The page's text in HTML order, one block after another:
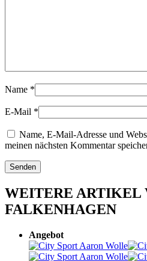
Name *
E-Mail *
Name, E-Mail-Adresse und
meinen nächsten Kommentar
WEITERE ARTIKEL
FALKENHAGEN
Angebot